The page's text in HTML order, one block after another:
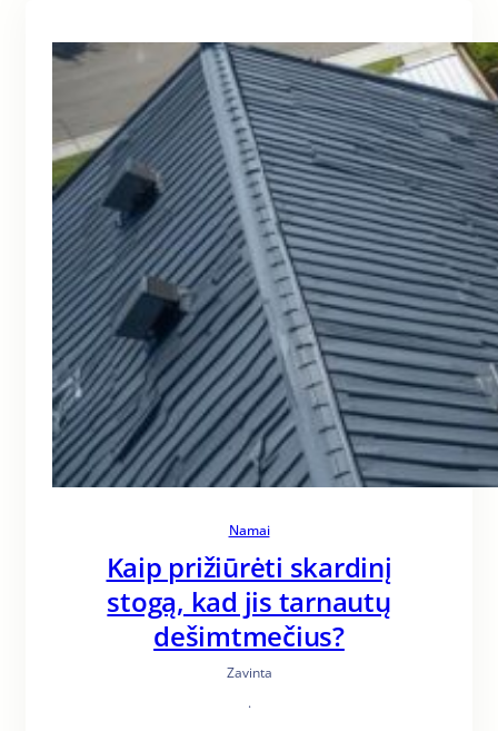
Namai
Kaip prižiūrėti skardinį
stogą, kad jis tarnautų
dešimtmečius?
Zavinta
·